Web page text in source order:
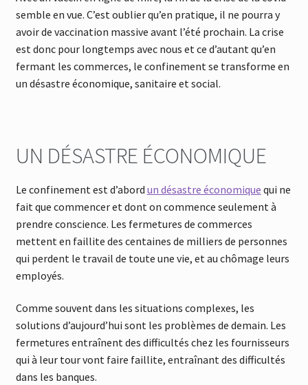
semble en vue. C’est oublier qu’en pratique, il ne pourra y
avoir de vaccination massive avant l’été prochain. La crise
est donc pour longtemps avec nous et ce d’autant qu’en
fermant les commerces, le confinement se transforme en
un désastre économique, sanitaire et social.
UN DÉSASTRE ÉCONOMIQUE
Le confinement est d’abord un désastre économique qui ne
fait que commencer et dont on commence seulement à
prendre conscience. Les fermetures de commerces
mettent en faillite des centaines de milliers de personnes
qui perdent le travail de toute une vie, et au chômage leurs
employés.
Comme souvent dans les situations complexes, les
solutions d’aujourd’hui sont les problèmes de demain. Les
fermetures entraînent des difficultés chez les fournisseurs
qui à leur tour vont faire faillite, entraînant des difficultés
dans les banques.